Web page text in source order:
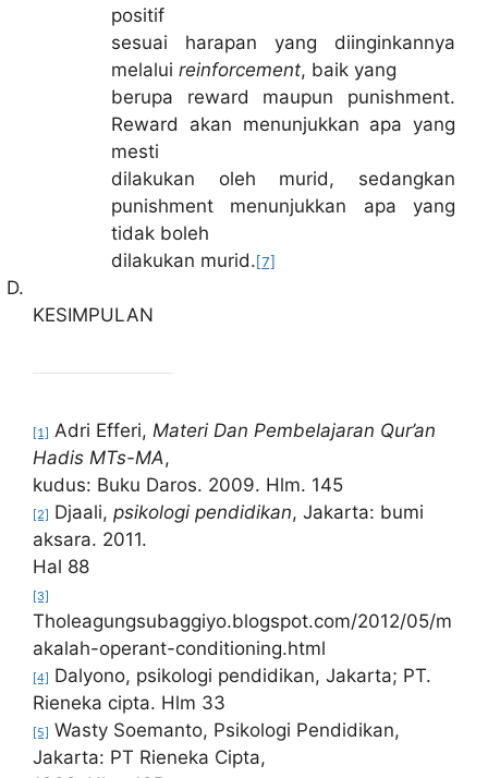
positif
sesuai harapan yang diinginkannya
melalui reinforcement, baik yang
berupa reward maupun punishment.
Reward akan menunjukkan apa yang
mesti
dilakukan oleh murid, sedangkan
punishment menunjukkan apa yang
tidak boleh
dilakukan murid. [7]
D.
KESIMPULAN
[1] Adri Efferi, Materi Dan Pembelajaran Qur’an
Hadis MTs-MA,
kudus: Buku Daros. 2009. Hlm. 145
[2] Djaali, psikologi pendidikan, Jakarta: bumi
aksara. 2011.
Hal 88
[3]
Tholeagungsubaggiyo.blogspot.com/2012/05/m
akalah-operant-conditioning.html
[4]
Dalyono, psikologi pendidikan, Jakarta; PT.
Rieneka cipta. Hlm 33
[5] Wasty Soemanto, Psikologi Pendidikan,
Jakarta: PT Rieneka Cipta,